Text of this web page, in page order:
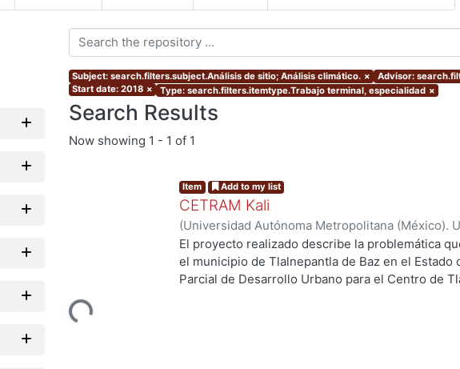
Subject: search.filters.subject.Análisis de sitio; Análisis climático. × Advisor:
Start date: 2018 × Type: search.filters.itemtype.Trabajo terminal, especialidad ×
Search Results
Now showing 1 - 1 of 1
Loading...
Item Add to my list
CETRAM Kali
(Universidad Autónoma Metropolitana (México).
de Servicios de Información.,2018-09)Borjes
Domínguez, Luis Enrique
El proyecto realizado describe la problemática
el municipio de Tlalnepantla de Baz en el
Parcial de Desarrollo Urbano para el Centro de